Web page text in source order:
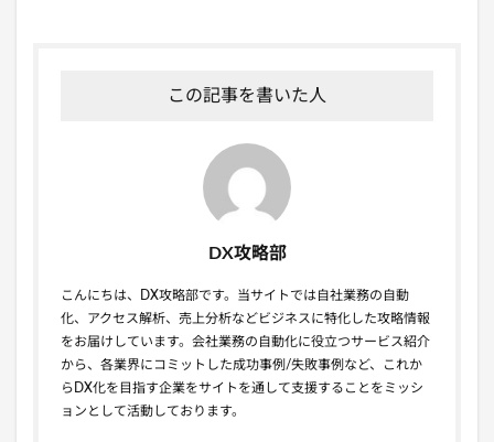
この記事を書いた人
DX攻略部
こんにちは、DX攻略部です。当サイトでは自社業務の自動
化、アクセス解析、売上分析などビジネスに特化した攻略情報
をお届けしています。会社業務の自動化に役立つサービス紹介
から、各業界にコミットした成功事例/失敗事例など、これか
らDX化を目指す企業をサイトを通して支援することをミッシ
ョンとして活動しております。